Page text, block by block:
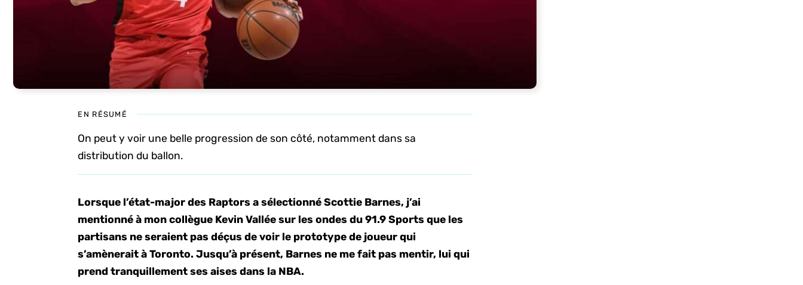
EN RÉSUMÉ
On peut y voir une belle progression de son côté, notamment dans sa
distribution du ballon.
Lorsque l’état-major des Raptors a sélectionné Scottie Barnes, j’ai
mentionné à mon collègue Kevin Vallée sur les ondes du 91.9 Sports que les
partisans ne seraient pas déçus de voir le prototype de joueur qui
s’amènerait à Toronto. Jusqu’à présent, Barnes ne me fait pas mentir, lui qui
prend tranquillement ses aises dans la NBA.